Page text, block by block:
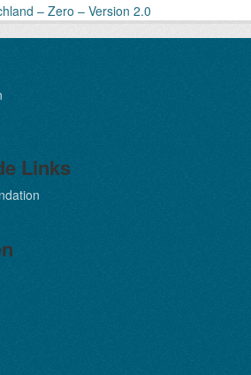
– Zero – Version 2.0
Links